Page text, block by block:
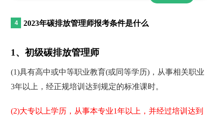
2023年碳排放管理师报考条件是什么
1、初级碳排放管理师
(1)具有高中或中等职业教育(或同等学历)，从事相关职业
3年以上，经正规培训达到规定的标准课时。
(2)大专以上学历，从事本专业1年以上，并经过培训达到